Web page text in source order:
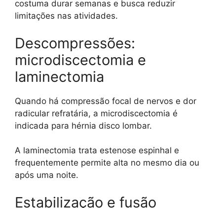
costuma durar semanas e busca reduzir
limitações nas atividades.
Descompressões:
microdiscectomia e
laminectomia
Quando há compressão focal de nervos e dor
radicular refratária, a microdiscectomia é
indicada para hérnia disco lombar.
A laminectomia trata estenose espinhal e
frequentemente permite alta no mesmo dia ou
após uma noite.
Estabilização e fusão